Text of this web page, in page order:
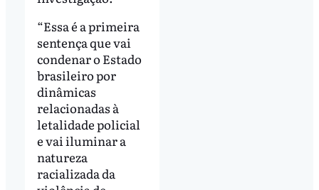
“Essa é a primeira
sentença que vai
condenar o Estado
brasileiro por
dinâmicas
relacionadas à
letalidade policial
e vai iluminar a
natureza
racializada da